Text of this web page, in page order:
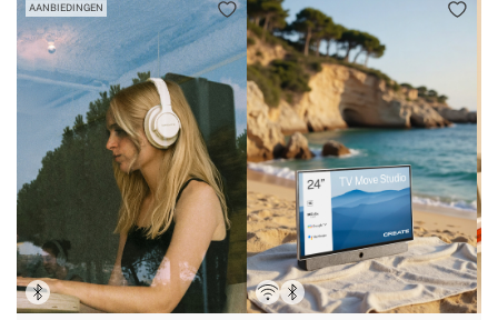
AANBIEDINGEN